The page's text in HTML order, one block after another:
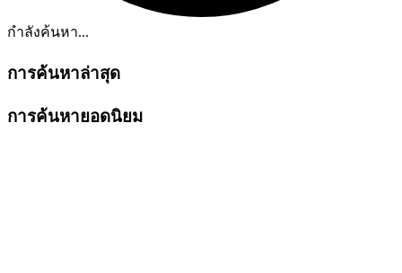
กำลังค้นหา...
การค้นหาล่าสุด
การค้นหายอดนิยม